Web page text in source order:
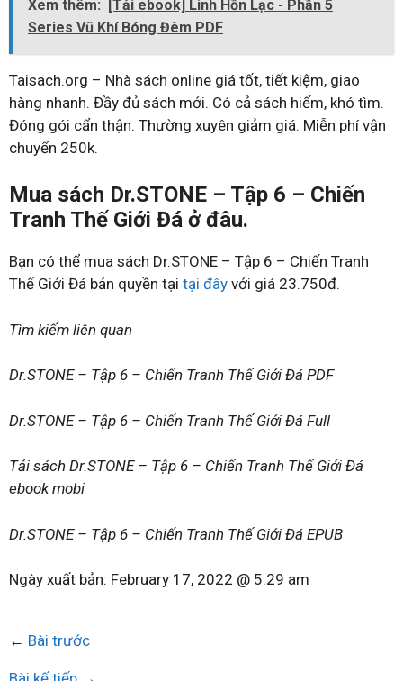
Xem thêm:
[Tải ebook] Linh Hồn Lạc - Phần 5
Series Vũ Khí Bóng Đêm PDF
Taisach.org – Nhà sách online giá tốt, tiết kiệm, giao
hàng nhanh. Đầy đủ sách mới. Có cả sách hiếm, khó tìm.
Đóng gói cẩn thận. Thường xuyên giảm giá. Miễn phí vận
chuyển 250k.
Mua sách Dr.STONE – Tập 6 – Chiến
Tranh Thế Giới Đá ở đâu.
Bạn có thể mua sách Dr.STONE – Tập 6 – Chiến Tranh
Thế Giới Đá bản quyền tại tại đây với giá 23.750đ.
Tìm kiếm liên quan
Dr.STONE – Tập 6 – Chiến Tranh Thế Giới Đá PDF
Dr.STONE – Tập 6 – Chiến Tranh Thế Giới Đá Full
Tải sách Dr.STONE – Tập 6 – Chiến Tranh Thế Giới Đá
ebook mobi
Dr.STONE – Tập 6 – Chiến Tranh Thế Giới Đá EPUB
Ngày xuất bản: February 17, 2022 @ 5:29 am
← Bài trước